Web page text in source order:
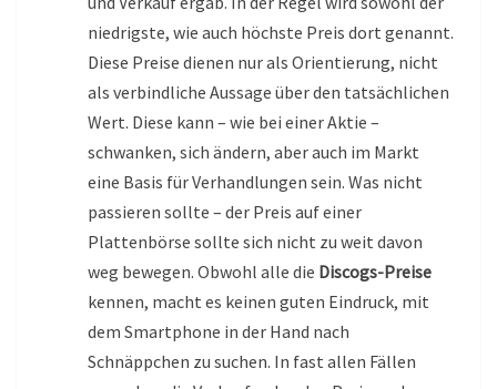
niedrigste, wie auch höchste Preis dort genannt.
Diese Preise dienen nur als Orientierung, nicht
als verbindliche Aussage über den tatsächlichen
Wert. Diese kann – wie bei einer Aktie –
schwanken, sich ändern, aber auch im Markt
eine Basis für Verhandlungen sein. Was nicht
passieren sollte – der Preis auf einer
Plattenbörse sollte sich nicht zu weit davon
weg bewegen. Obwohl alle die Discogs-Preise
kennen, macht es keinen guten Eindruck, mit
dem Smartphone in der Hand nach
Schnäppchen zu suchen. In fast allen Fällen